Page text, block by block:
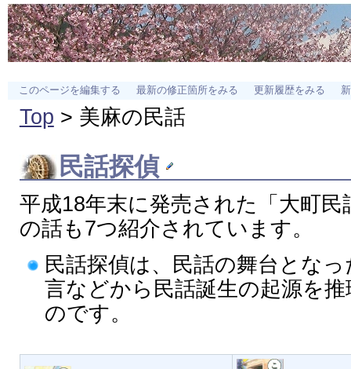
このページを編集する 最新の修正箇所をみる 更新履歴をみる
Top > 美麻の民話
民話探偵
平成18年末に発売された「大町
の話も7つ紹介されています。
民話探偵は、民話の舞台とな
言などから民話誕生の起源を
のです。